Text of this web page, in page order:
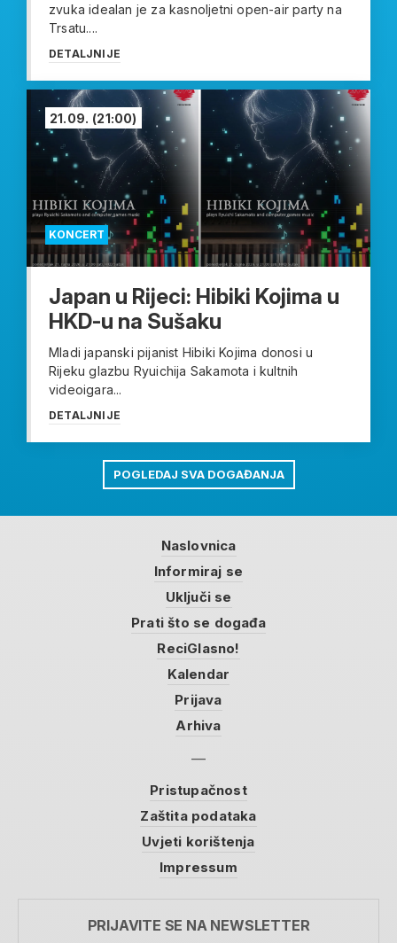
zvuka idealan je za kasnoljetni open-air party na
Trsatu....
DETALJNIJE
KONCERT
21.09. (21:00)
Japan u Rijeci: Hibiki Kojima u
HKD-u na Sušaku
Mladi japanski pijanist Hibiki Kojima donosi u
Rijeku glazbu Ryuichija Sakamota i kultnih
videoigara...
DETALJNIJE
POGLEDAJ SVA DOGAĐANJA
Naslovnica
Informiraj se
Uključi se
Prati što se događa
ReciGlasno!
Kalendar
Prijava
Arhiva
Pristupačnost
Zaštita podataka
Uvjeti korištenja
Impressum
PRIJAVITE SE NA NEWSLETTER